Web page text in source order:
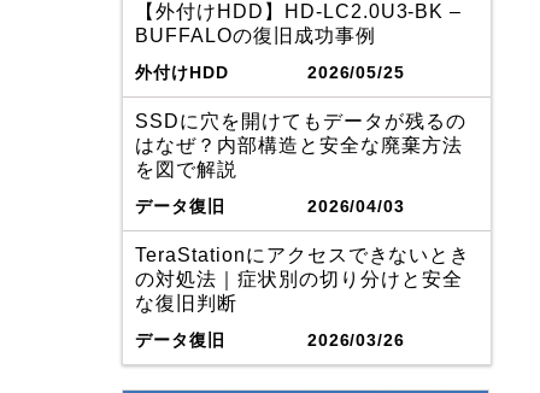
【外付けHDD】HD-LC2.0U3-BK –
BUFFALOの復旧成功事例
外付けHDD 2026/05/25
SSDに穴を開けてもデータが残るの
はなぜ？内部構造と安全な廃棄方法
を図で解説
データ復旧 2026/04/03
TeraStationにアクセスできないとき
の対処法｜症状別の切り分けと安全
な復旧判断
データ復旧 2026/03/26